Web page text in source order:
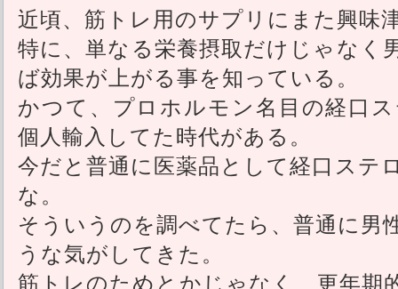
近頃、筋トレ用のサプリにまた興味
特に、単なる栄養摂取だけじゃなく
ば効果が上がる事を知っている。
かつて、プロホルモン名目の経口
個人輸入してた時代がある。
今だと普通に医薬品として経口ステ
な。
そういうのを調べてたら、普通に男
うな気がしてきた。
筋トレのためとかじゃなく、更年期